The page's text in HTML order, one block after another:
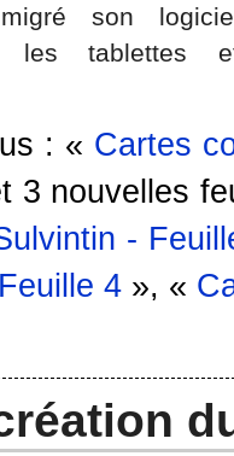
son
les tablettes
: « Cartes
3 nouvelles
-
4 », «